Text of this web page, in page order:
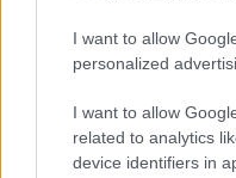
I want to allow
personalized
I want to allow
related to analytics
device identifiers in
del pesce o della
a lungo riposa, meglio